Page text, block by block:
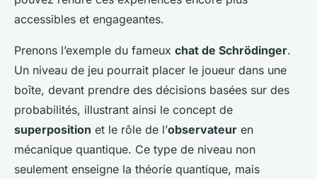
accessibles et engageantes.
Prenons l’exemple du fameux chat de Schrödinger.
Un niveau de jeu pourrait placer le joueur dans une
boîte, devant prendre des décisions basées sur des
probabilités, illustrant ainsi le concept de
superposition et le rôle de l’observateur en
mécanique quantique. Ce type de niveau non
seulement enseigne la théorie quantique, mais